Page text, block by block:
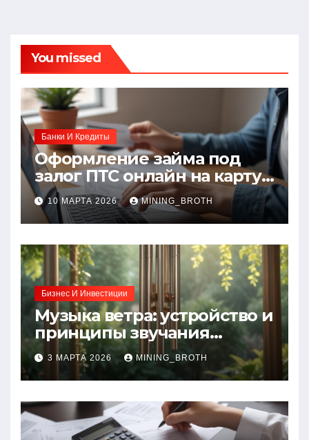
You missed
Банки И Кредиты
Оформление займа под
залог ПТС онлайн на карту
без визита в офис: порядок,
требования и документы
10 МАРТА 2026 MINING_BROTH
Бизнес И Инвестиции
Музыка ветра: устройство и
принципы звучания
колокольчиков
3 МАРТА 2026 MINING_BROTH